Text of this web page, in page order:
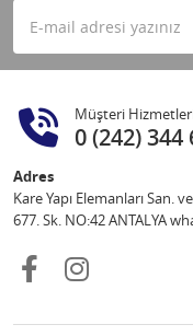
Müşteri
0 (242) 344
Adres
Kare Yapı Elemanları San.
677. Sk. NO:42 ANTALYA